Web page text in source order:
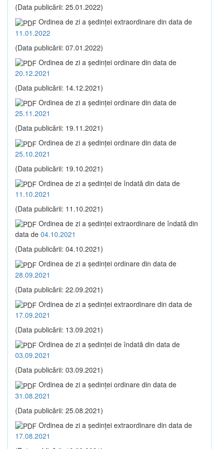
(Data publicării: 25.01.2022)
Ordinea de zi a şedinţei extraordinare din data de
11.01.2022
(Data publicării: 07.01.2022)
Ordinea de zi a şedinţei ordinare din data de
20.12.2021
(Data publicării: 14.12.2021)
Ordinea de zi a şedinţei ordinare din data de
25.11.2021
(Data publicării: 19.11.2021)
Ordinea de zi a şedinţei ordinare din data de
25.10.2021
(Data publicării: 19.10.2021)
Ordinea de zi a şedinţei de îndată din data de
11.10.2021
(Data publicării: 11.10.2021)
Ordinea de zi a şedinţei extraordinare de îndată din
data de 04.10.2021
(Data publicării: 04.10.2021)
Ordinea de zi a şedinţei ordinare din data de
28.09.2021
(Data publicării: 22.09.2021)
Ordinea de zi a şedinţei extraordinare din data de
17.09.2021
(Data publicării: 13.09.2021)
Ordinea de zi a şedinţei de îndată din data de
03.09.2021
(Data publicării: 03.09.2021)
Ordinea de zi a şedinţei ordinare din data de
31.08.2021
(Data publicării: 25.08.2021)
Ordinea de zi a şedinţei extraordinare din data de
17.08.2021